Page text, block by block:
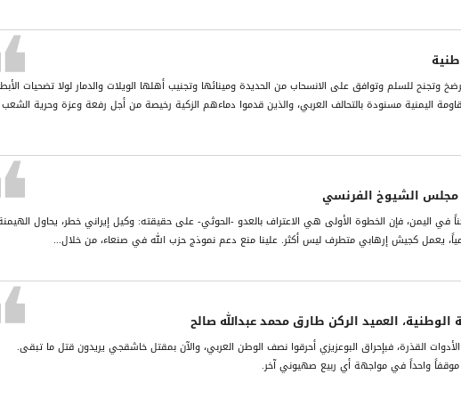
وتجنح للسلم وتوافق على الانسحاب من الحديدة ومينائها وتجنيب أهلها الويلات والدمار لولا تضحيات
اليمنية مسنودة بالتحالف العربي، والذين قدموا دماءهم الزكية رخيصة من أجل رفعة وعزة وحرية الشعب
مجلس الشيوخ الفرنسي
اليمن، فإن الخطوة الأولى هي الاعتراف بالعدو -الحوثي- على حقيقته: وكيل إيراني خطر، يحاول
يعمل كجيش إرهابي متطرف ليس أكثر. علينا منع دعم نموذج حزب الله في صنعاء، من خلال...
الوطنية، العميد الركن طارق محمد عبدالله صالح
القذرة، فبإحراق البوعزيزي أحرقوا نصف الوطن العربي، والآن بمقتل خاشقجي يريدون قتل ما تبقى.
واحداً في مواجهة أي ربيع صهيوني آخر.